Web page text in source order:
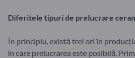
Diferitele tipuri de prelucrare
În principiu, există trei ori în
în care prelucrarea este posibilă.